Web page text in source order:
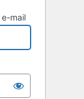
mail